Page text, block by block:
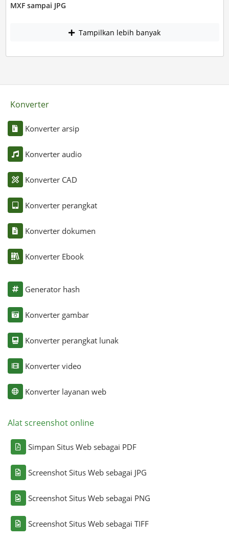
MXF sampai JPG
Tampilkan lebih banyak
Konverter
Konverter arsip
Konverter audio
Konverter CAD
Konverter perangkat
Konverter dokumen
Konverter Ebook
Generator hash
Konverter gambar
Konverter perangkat lunak
Konverter video
Konverter layanan web
Alat screenshot online
Simpan Situs Web sebagai PDF
Screenshot Situs Web sebagai JPG
Screenshot Situs Web sebagai PNG
Screenshot Situs Web sebagai TIFF